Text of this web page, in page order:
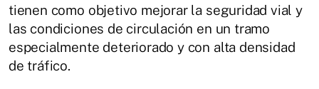
tienen como objetivo mejorar la seguridad vial y
las condiciones de circulación en un tramo
especialmente deteriorado y con alta densidad
de tráfico.